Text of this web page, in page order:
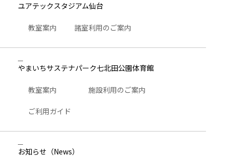
ユアテックスタジアム仙台
教室案内 諸室利用のご案内
やまいちサステナパーク七北田公園体育館
教室案内 施設利用のご案内
ご利用ガイド
お知らせ （News）